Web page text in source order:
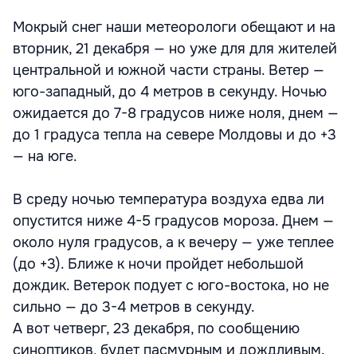
Мокрый снег наши метеорологи обещают и на
вторник, 21 декабря — но уже для для жителей
центральной и южной части страны. Ветер —
юго-западный, до 4 метров в секунду. Ночью
ожидается до 7-8 градусов ниже ноля, днем —
до 1 градуса тепла на севере Молдовы и до +3
— на юге.
В среду ночью температура воздуха едва ли
опустится ниже 4-5 градусов мороза. Днем —
около нуля градусов, а к вечеру — уже теплее
(до +3). Ближе к ночи пройдет небольшой
дождик. Ветерок подует с юго-востока, но не
сильно — до 3-4 метров в секунду.
А вот четверг, 23 декабря, по сообщению
синоптиков, будет пасмурным и дождливым.